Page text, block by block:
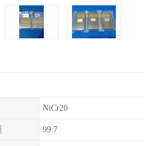
NiCr20
99.7